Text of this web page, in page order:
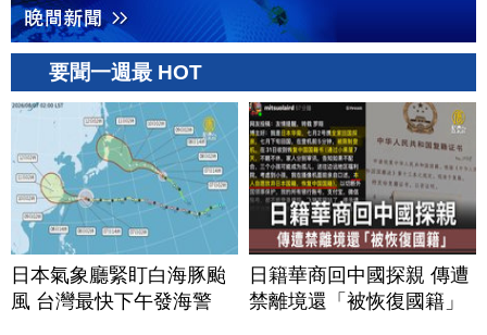
要聞一週最 HOT
日本氣象廳緊盯白海豚颱
風 台灣最快下午發海警
日籍華商回中國探親 傳遭
禁離境還「被恢復國籍」